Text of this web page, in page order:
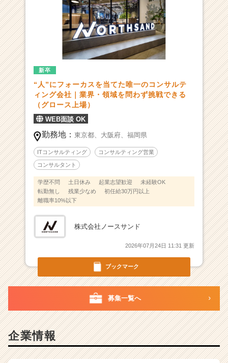
ル
よ
り"人"が
評
価
さ
る
|
ベ
ン
チ
ャ
成
企
業
ら
カ
就
活
チ
ア
ブックマーク
新卒
“人”にフォーカスを当てた唯一のコンサルテ
ィング会社｜業界・領域を問わず挑戦できる
（グロース上場）
WEB面談 OK
勤務地： 東京都、 大阪府、 福岡県
ITコンサルティング コンサルティング営業
コンサルタント
学歴不問 土日休み 起業志望歓迎
未経験OK
転勤無し
残業少なめ
初任給30万円以上
離職率10%以下
株式会社ノースサンド
2026年07月24日 11:31 更新
募集一覧へ
企業情報